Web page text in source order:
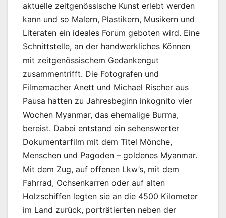
aktuelle zeitgenössische Kunst erlebt werden
kann und so Malern, Plastikern, Musikern und
Literaten ein ideales Forum geboten wird. Eine
Schnittstelle, an der handwerkliches Können
mit zeitgenössischem Gedankengut
zusammentrifft. Die Fotografen und
Filmemacher Anett und Michael Rischer aus
Pausa hatten zu Jahresbeginn inkognito vier
Wochen Myanmar, das ehemalige Burma,
bereist. Dabei entstand ein sehenswerter
Dokumentarfilm mit dem Titel Mönche,
Menschen und Pagoden – goldenes Myanmar.
Mit dem Zug, auf offenen Lkw’s, mit dem
Fahrrad, Ochsenkarren oder auf alten
Holzschiffen legten sie an die 4500 Kilometer
im Land zurück, porträtierten neben der